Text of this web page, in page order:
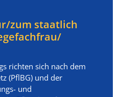
zum staatlich
richten sich nach dem
(PflBG) und der
und